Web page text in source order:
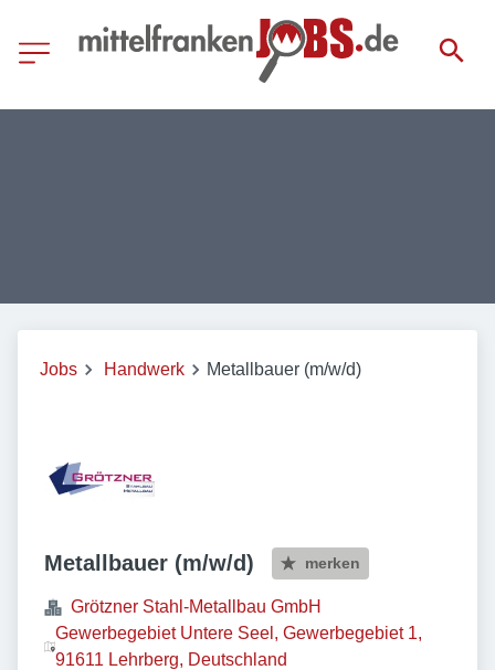
Jobs Handwerk Metallbauer (m/w/d)
Metallbauer (m/w/d) merken
Grötzner Stahl-Metallbau GmbH
Gewerbegebiet Untere Seel, Gewerbegebiet 1,
91611 Lehrberg, Deutschland